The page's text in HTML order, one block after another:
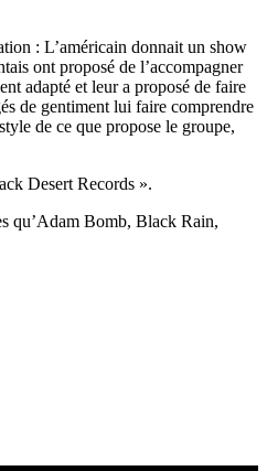
: L’américain donnait un show
ont proposé de l’accompagner
adapté et leur a proposé de faire
de gentiment lui faire comprendre
de ce que propose le groupe,
Desert Records ».
qu’Adam Bomb, Black Rain,